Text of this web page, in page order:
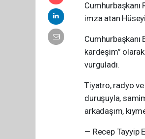
Cumhurbaşkanı
imza atan
Cumhurbaşkanı
kardeşim”
vurguladı.
Tiyatro, radyo
duruşuyla,
arkadaşım,
— Recep Tayyip